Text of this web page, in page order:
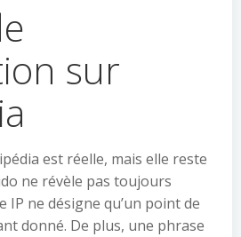
sur
est réelle, mais elle reste
ne révèle pas toujours
IP ne désigne qu’un point de
donné. De plus, une phrase